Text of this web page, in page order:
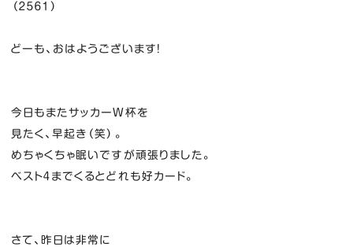
（２５６１）
どーも、おはようございます！
今日もまたサッカーW杯を
見たく、早起き（笑）。
めちゃくちゃ眠いですが頑張りました。
ベスト４までくるとどれも好カード。
さて、昨日は非常に